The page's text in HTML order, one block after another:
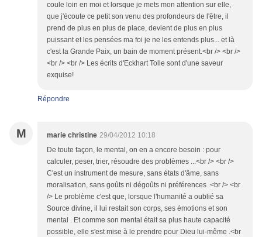
coule loin en moi et lorsque je mets mon attention sur elle,
que j'écoute ce petit son venu des profondeurs de l'être, il
prend de plus en plus de place, devient de plus en plus
puissant et les pensées ma foi je ne les entends plus... et là
c'est la Grande Paix, un bain de moment présent.<br /> <br />
<br /> <br /> Les écrits d'Eckhart Tolle sont d'une saveur
exquise!
Répondre
M marie christine 29/04/2012 10:18
De toute façon, le mental, on en a encore besoin : pour
calculer, peser, trier, résoudre des problèmes ...<br /> <br />
C'est un instrument de mesure, sans états d'âme, sans
moralisation, sans goûts ni dégoûts ni préférences .<br /> <br
/> Le problème c'est que, lorsque l'humanité a oublié sa
Source divine, il lui restait son corps, ses émotions et son
mental . Et comme son mental était sa plus haute capacité
possible, elle s'est mise à le prendre pour Dieu lui-même .<br